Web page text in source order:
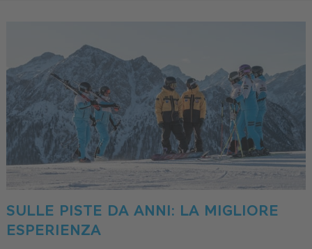
SULLE PISTE DA ANNI: LA MIGLIORE
ESPERIENZA